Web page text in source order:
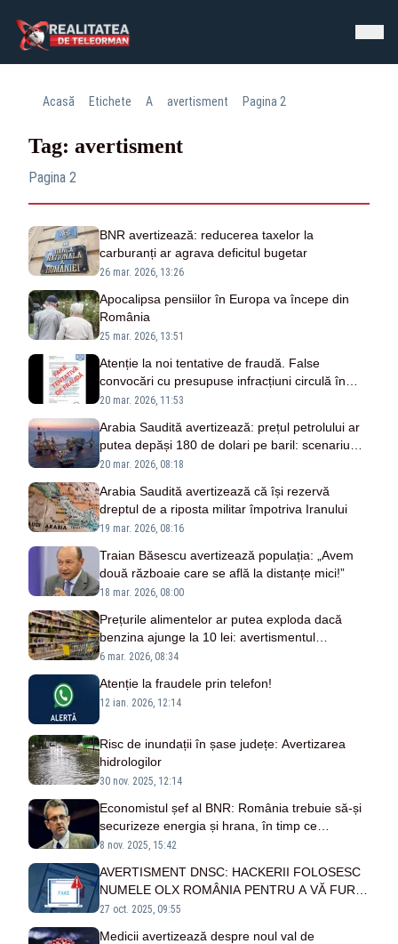
Acasă Etichete A avertisment Pagina 2
Tag: avertisment
Pagina 2
BNR avertizează: reducerea taxelor la
carburanți ar agrava deficitul bugetar
26 mar. 2026, 13:26
Apocalipsa pensiilor în Europa va începe din
România
25 mar. 2026, 13:51
Atenție la noi tentative de fraudă. False
convocări cu presupuse infracțiuni circulă în
numele Poliției
20 mar. 2026, 11:53
Arabia Saudită avertizează: prețul petrolului ar
putea depăși 180 de dolari pe baril: scenariu
alarmant
20 mar. 2026, 08:18
Arabia Saudită avertizează că își rezervă
dreptul de a riposta militar împotriva Iranului
19 mar. 2026, 08:16
Traian Băsescu avertizează populația: „Avem
două războaie care se află la distanțe mici!”
18 mar. 2026, 08:00
Prețurile alimentelor ar putea exploda dacă
benzina ajunge la 10 lei: avertismentul
specialiștilor
6 mar. 2026, 08:34
Atenție la fraudele prin telefon!
12 ian. 2026, 12:14
Risc de inundații în șase județe: Avertizarea
hidrologilor
30 nov. 2025, 12:14
Economistul șef al BNR: România trebuie să-și
securizeze energia și hrana, în timp ce
exporturile rămân vitale
8 nov. 2025, 15:42
AVERTISMENT DNSC: HACKERII FOLOSESC
NUMELE OLX ROMÂNIA PENTRU A VĂ FURA
DATELE!
27 oct. 2025, 09:55
Medicii avertizează despre noul val de